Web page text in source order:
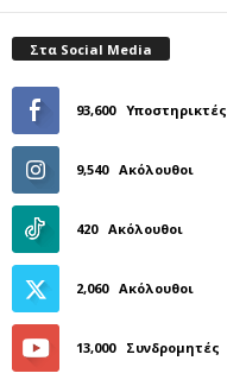
Στα Social Media
93,600 Υποστηρικτές
9,540 Ακόλουθοι
420 Ακόλουθοι
2,060 Ακόλουθοι
13,000 Συνδρομητές